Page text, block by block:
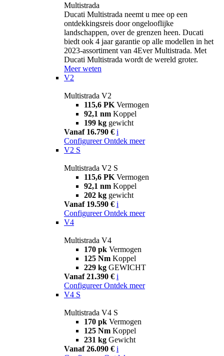
Multistrada
Ducati Multistrada neemt u mee op een
ontdekkingsreis door ongelooflijke
landschappen, over de grenzen heen. Ducati
biedt ook 4 jaar garantie op alle modellen in het
2023-assortiment van 4Ever Multistrada. Met
Ducati Multistrada wordt de wereld groter.
Meer weten
V2
Multistrada V2
115,6 PK Vermogen
92,1 nm Koppel
199 kg gewicht
Vanaf 16.790 € i
Configureer Ontdek meer
V2 S
Multistrada V2 S
115,6 PK Vermogen
92,1 nm Koppel
202 kg gewicht
Vanaf 19.590 € i
Configureer Ontdek meer
V4
Multistrada V4
170 pk Vermogen
125 Nm Koppel
229 kg GEWICHT
Vanaf 21.390 € i
Configureer Ontdek meer
V4 S
Multistrada V4 S
170 pk Vermogen
125 Nm Koppel
231 kg Gewicht
Vanaf 26.090 € i